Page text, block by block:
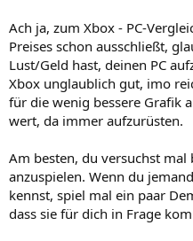
Ach ja, zum Xbox - PC-
Preises schon ausschließt,
Lust/Geld hast, deinen PC
Xbox unglaublich gut, imo
für die wenig bessere Grafik
wert, da immer aufzurüsten.
Am besten, du versuchst mal
anzuspielen. Wenn du
kennst, spiel mal ein paar
dass sie für dich in Frage